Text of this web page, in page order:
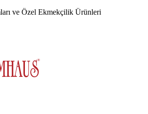
ve Özel Ekmekçilik Ürünleri